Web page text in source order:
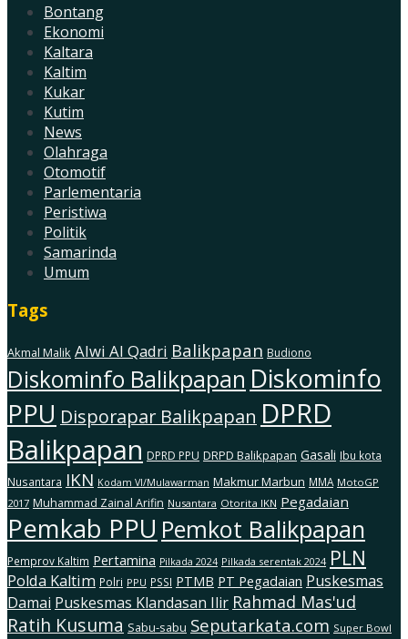
Bontang
Ekonomi
Kaltara
Kaltim
Kukar
Kutim
News
Olahraga
Otomotif
Parlementaria
Peristiwa
Politik
Samarinda
Umum
Tags
Akmal Malik Alwi Al Qadri Balikpapan Budiono
Diskominfo Balikpapan Diskominfo
PPU Disporapar Balikpapan DPRD
Balikpapan DPRD PPU DRPD Balikpapan Gasali Ibu kota
Nusantara IKN Kodam Vl/Mulawarman Makmur Marbun MMA MotoGP
2017 Muhammad Zainal Arifin Nusantara Otorita IKN Pegadaian
Pemkab PPU Pemkot Balikpapan
Pemprov Kaltim Pertamina Pilkada 2024 Pilkada serentak 2024 PLN
Polda Kaltim Polri PPU PSSI PTMB PT Pegadaian Puskesmas
Damai Puskesmas Klandasan Ilir Rahmad Mas'ud
Ratih Kusuma Sabu-sabu Seputarkata.com Super Bowl